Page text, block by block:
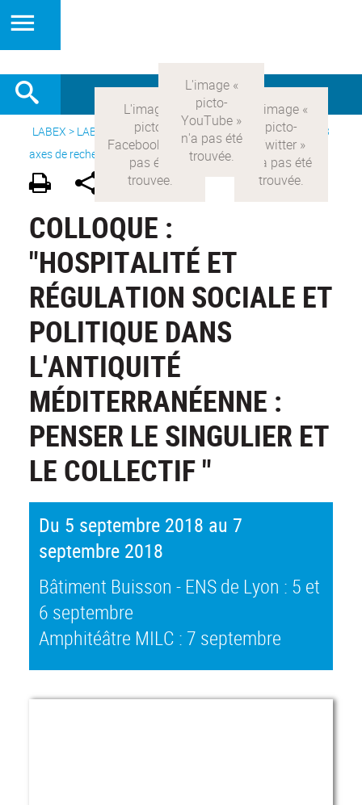
LABEX > LABEX COMOD> Version française > Recherche >
3
axes de recherche>Axe 3 : l’Etat et les citoyens > HosperAnt
COLLOQUE :
"HOSPITALITÉ ET
RÉGULATION SOCIALE ET
POLITIQUE DANS
L'ANTIQUITÉ
MÉDITERRANÉENNE :
PENSER LE SINGULIER ET
LE COLLECTIF "
Du 5 septembre 2018 au 7
septembre 2018
Bâtiment Buisson - ENS de Lyon : 5 et
6 septembre
Amphitéâtre MILC : 7 septembre